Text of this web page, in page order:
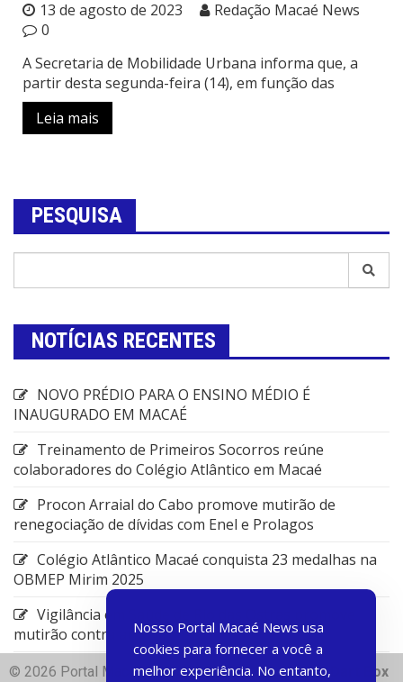
13 de agosto de 2023
Redação Macaé News
0
A Secretaria de Mobilidade Urbana informa que, a
partir desta segunda-feira (14), em função das
Leia mais
PESQUISA
NOTÍCIAS RECENTES
NOVO PRÉDIO PARA O ENSINO MÉDIO É
INAUGURADO EM MACAÉ
Treinamento de Primeiros Socorros reúne
colaboradores do Colégio Atlântico em Macaé
Procon Arraial do Cabo promove mutirão de
renegociação de dívidas com Enel e Prolagos
Colégio Atlântico Macaé conquista 23 medalhas na
OBMEP Mirim 2025
Vigilância em Saúde de Rio das Ostras promove
mutirão contra arboviroses
© 2026 Portal Macae News | Desenvolvido com♥ Dart Box
Nosso Portal Macaé News usa
cookies para fornecer a você a
melhor experiência. No entanto,